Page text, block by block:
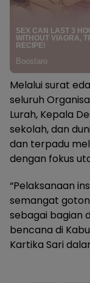
Melalui surat
seluruh
Lurah, Kepala
sekolah, dan
dan terpadu
dengan fokus
“Pelaksanaan
semangat
sebagai bagian
bencana di
Kartika Sari